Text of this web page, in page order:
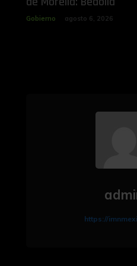
Gobierno agosto 6, 2026
https://